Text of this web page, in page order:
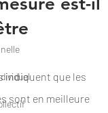
indiquent que les
sont en meilleure